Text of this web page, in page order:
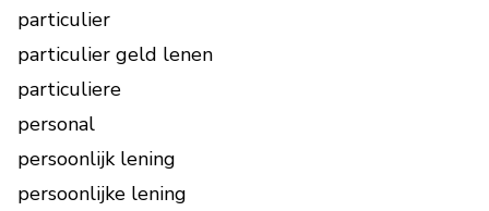
particulier
particulier geld lenen
particuliere
personal
persoonlijk lening
persoonlijke lening